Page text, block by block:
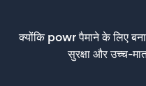
क्योंकि powr पैमाने के लिए
सुरक्षा और उच्च-